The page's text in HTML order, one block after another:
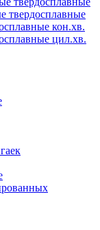
твердосплавные
кон.хв.
цил.хв.